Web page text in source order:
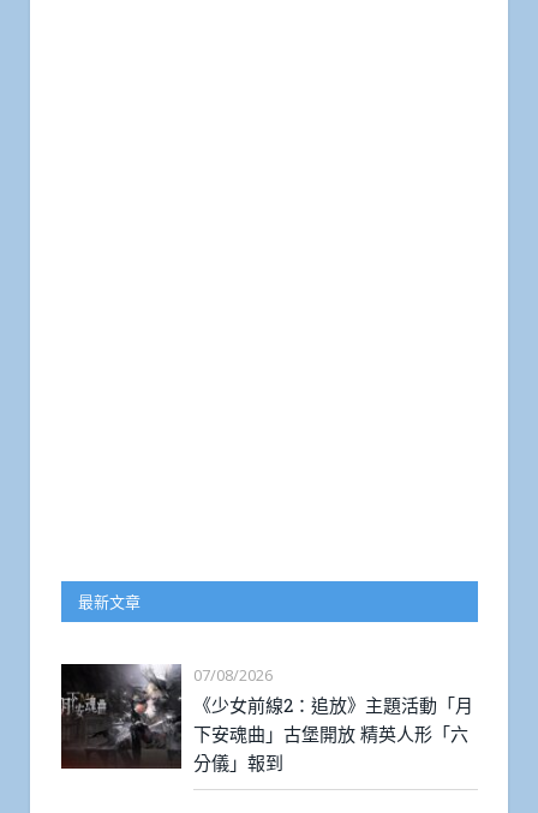
最新文章
07/08/2026
《少女前線2：追放》主題活動「月
下安魂曲」古堡開放 精英人形「六
分儀」報到